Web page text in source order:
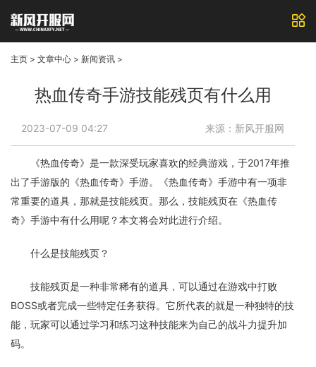
主页 > 文章中心 > 新闻资讯 >
热血传奇手游技能残页有什么用
2023-07-09 04:27 来源：新风开服网
《热血传奇》是一款深受玩家喜欢的经典游戏，于2017年推
出了手游版的《热血传奇》手游。《热血传奇》手游中有一项非
常重要的道具，那就是技能残页。那么，技能残页在《热血传
奇》手游中有什么用呢？本文将会对此进行介绍。
什么是技能残页？
技能残页是一种非常稀有的道具，可以通过在游戏中打败
BOSS或者完成一些特定任务获得。它所代表的就是一种独特的技
能，玩家可以通过学习和练习这种技能来为自己的战斗力提升加
码。